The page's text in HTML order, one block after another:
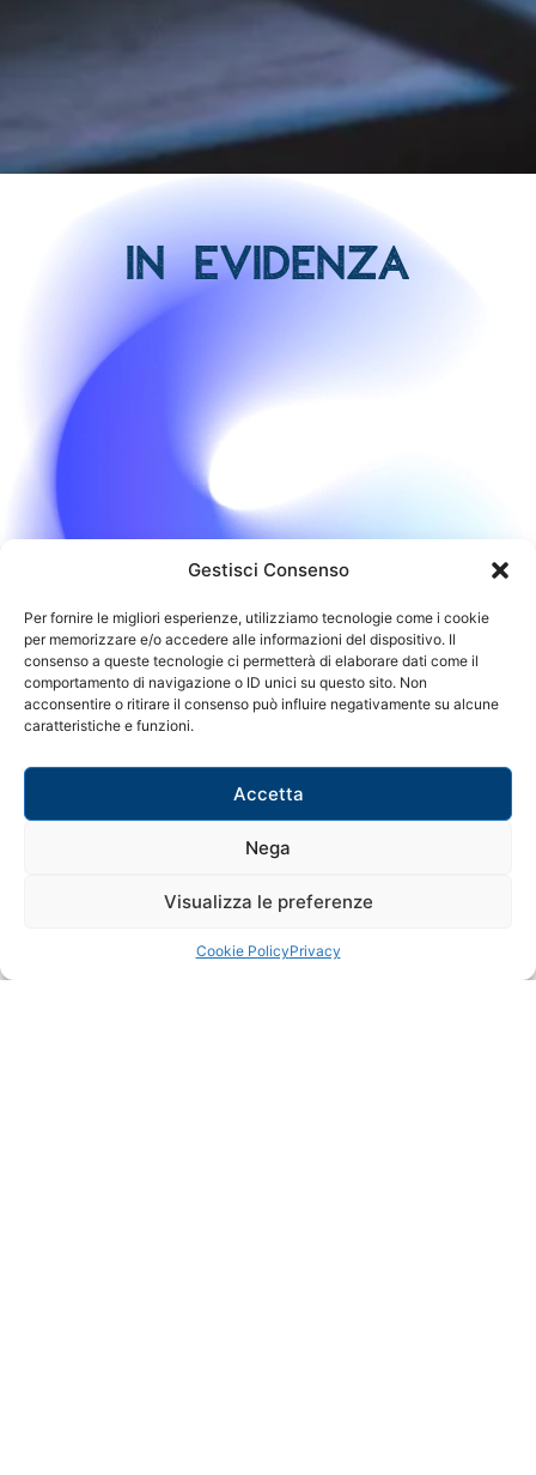
Gestisci Consenso
Per fornire le migliori esperienze, utilizziamo tecnologie come i cookie
per memorizzare e/o accedere alle informazioni del dispositivo. Il
consenso a queste tecnologie ci permetterà di elaborare dati come il
comportamento di navigazione o ID unici su questo sito. Non
acconsentire o ritirare il consenso può influire negativamente su alcune
caratteristiche e funzioni.
Accetta
Nega
Visualizza le preferenze
Cookie PolicyPrivacy
IN EVIDENZA